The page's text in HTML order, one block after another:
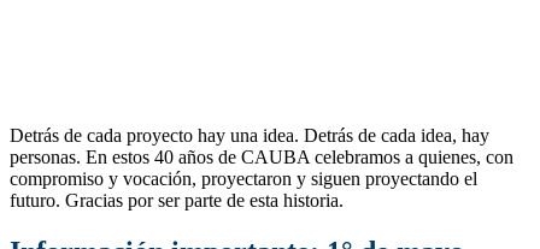
Detrás de cada proyecto hay una idea. Detrás de cada idea, hay
personas. En estos 40 años de CAUBA celebramos a quienes, con
compromiso y vocación, proyectaron y siguen proyectando el
futuro. Gracias por ser parte de esta historia.